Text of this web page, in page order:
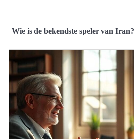
Wie is de bekendste speler van Iran?